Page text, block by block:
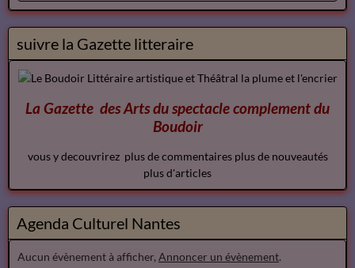
suivre la Gazette litteraire
La Gazette des Arts du spectaclecomplementdu
Boudoir
vous y decouvrirez plus de commentaires plus de nouveautés
plus d'articles
Agenda Culturel Nantes
Aucun évènement à afficher,Annoncer un évènement.